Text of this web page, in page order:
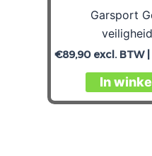
Garsport
€89,90excl. BTW
In